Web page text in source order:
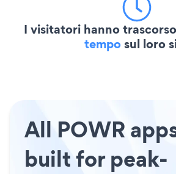
I visitatori hanno trascorso
temposul loro
All POWR
built for peak-